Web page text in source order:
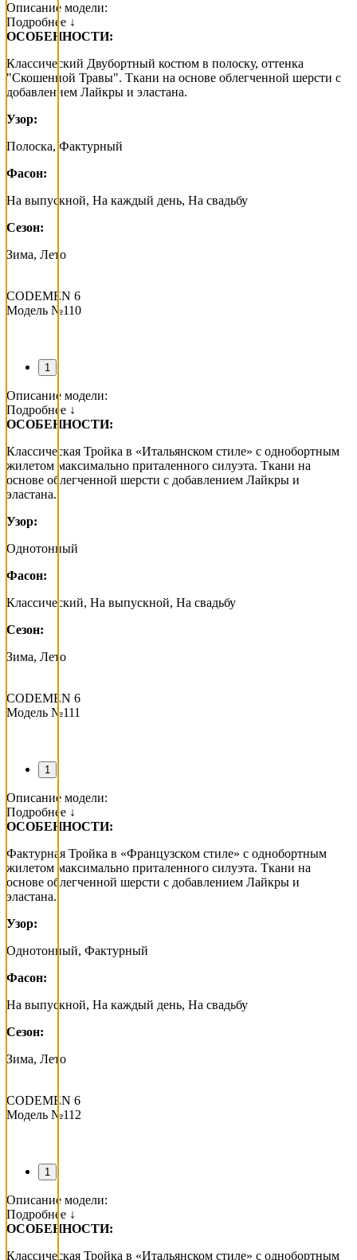
Описание модели:
Подробнее ↓
ОСОБЕННОСТИ:
Классический Двубортный костюм в полоску, оттенка
"Скошенной Травы". Ткани на основе облегченной шерсти с
добавлением Лайкры и эластана.
Узор:
Полоска, Фактурный
Фасон:
На выпускной, На каждый день, На свадьбу
Сезон:
Зима, Лето
CODEMEN 6
Модель №110
1
Описание модели:
Подробнее ↓
ОСОБЕННОСТИ:
Классическая Тройка в «Итальянском стиле» с однобортным
жилетом максимально приталенного силуэта. Ткани на
основе облегченной шерсти с добавлением Лайкры и
эластана.
Узор:
Однотонный
Фасон:
Классический, На выпускной, На свадьбу
Сезон:
Зима, Лето
CODEMEN 6
Модель №111
1
Описание модели:
Подробнее ↓
ОСОБЕННОСТИ:
Фактурная Тройка в «Французском стиле» с однобортным
жилетом максимально приталенного силуэта. Ткани на
основе облегченной шерсти с добавлением Лайкры и
эластана.
Узор:
Однотонный, Фактурный
Фасон:
На выпускной, На каждый день, На свадьбу
Сезон:
Зима, Лето
CODEMEN 6
Модель №112
1
Описание модели:
Подробнее ↓
ОСОБЕННОСТИ:
Классическая Тройка в «Итальянском стиле» с однобортным